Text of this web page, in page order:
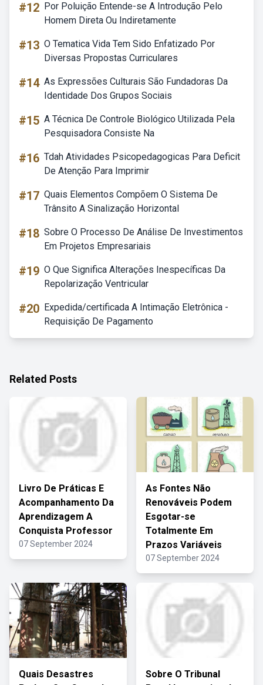
#12 Por Poluição Entende-se A Introdução Pelo
Homem Direta Ou Indiretamente
#13 O Tematica Vida Tem Sido Enfatizado Por
Diversas Propostas Curriculares
#14 As Expressões Culturais São Fundadoras Da
Identidade Dos Grupos Sociais
#15 A Técnica De Controle Biológico Utilizada Pela
Pesquisadora Consiste Na
#16 Tdah Atividades Psicopedagogicas Para Deficit
De Atenção Para Imprimir
#17 Quais Elementos Compõem O Sistema De
Trânsito A Sinalização Horizontal
#18 Sobre O Processo De Análise De Investimentos
Em Projetos Empresariais
#19 O Que Significa Alterações Inespecíficas Da
Repolarização Ventricular
#20 Expedida/certificada A Intimação Eletrônica -
Requisição De Pagamento
Related Posts
Livro De Práticas E
Acompanhamento Da
Aprendizagem A
Conquista Professor
07 September 2024
As Fontes Não
Renováveis Podem
Esgotar-se
Totalmente Em
Prazos Variáveis
07 September 2024
Quais Desastres
Sobre O Tribunal